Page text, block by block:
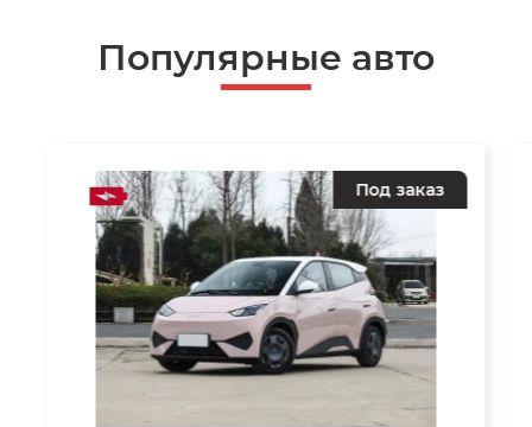
Популярные авто
Под заказ